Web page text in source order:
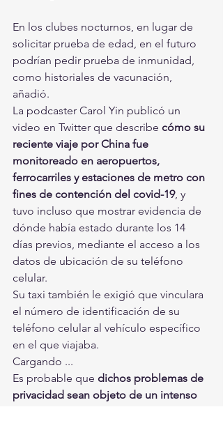
En los clubes nocturnos, en lugar de
solicitar prueba de edad, en el futuro
podrían pedir prueba de inmunidad,
como historiales de vacunación,
añadió.
La podcaster Carol Yin publicó un
video en Twitter que describe cómo su
reciente viaje por China fue
monitoreado en aeropuertos,
ferrocarriles y estaciones de metro con
fines de contención del covid-19, y
tuvo incluso que mostrar evidencia de
dónde había estado durante los 14
días previos, mediante el acceso a los
datos de ubicación de su teléfono
celular.
Su taxi también le exigió que vinculara
el número de identificación de su
teléfono celular al vehículo específico
en el que viajaba.
Cargando ...
Es probable que dichos problemas de
privacidad sean objeto de un intenso